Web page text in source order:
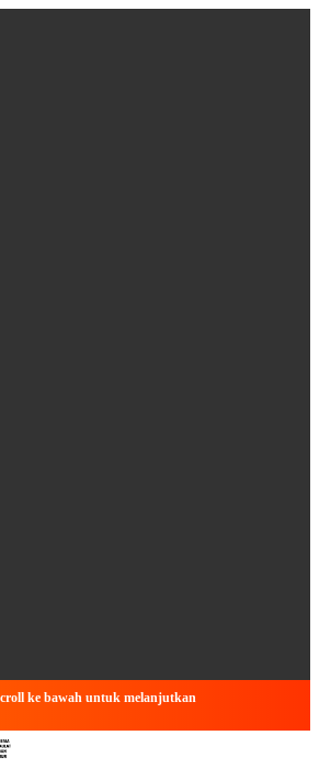
ke bawah untuk melanjutkan